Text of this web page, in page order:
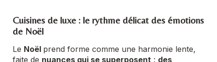
Cuisines de luxe : le rythme délicat des émotions
de Noël
Le Noël prend forme comme une harmonie lente,
faite de nuances qui se superposent : des